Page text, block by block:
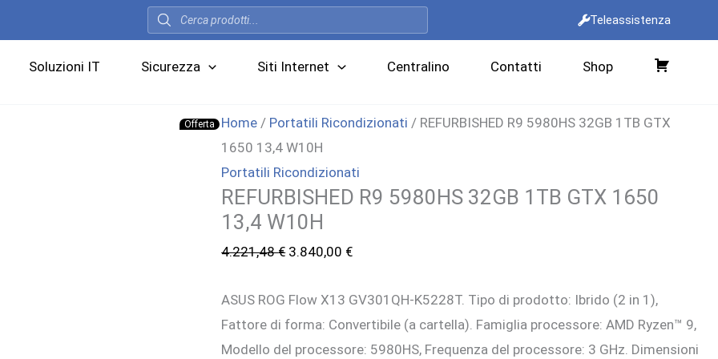
Products
search
Teleassistenza
Soluzioni IT Sicurezza Siti Internet Centralino Contatti Shop
r
l
Offerta Home / Portatili Ricondizionati / REFURBISHED R9 5980HS 32GB 1TB GTX
1650 13,4 W10H
Portatili Ricondizionati
REFURBISHED R9 5980HS 32GB 1TB GTX 1650
13,4 W10H
4.221,48€ Il
originale
era:
4.221,48 €.
3.840,00 €Il
attuale
è:
3.840,00 €.
ASUS ROG Flow X13 GV301QH-K5228T. Tipo di prodotto: Ibrido (2 in 1),
Fattore di forma: Convertibile (a cartella). Famiglia processore: AMD Ryzen™ 9,
Modello del processore: 5980HS, Frequenza del processore: 3 GHz. Dimensioni